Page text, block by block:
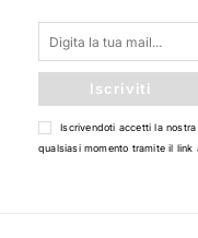
Iscriviti
Iscrivendoti accetti la
qualsiasi momento tramite il link